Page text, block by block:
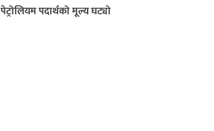
पेट्रोलियम पदार्थको मूल्य घट्यो